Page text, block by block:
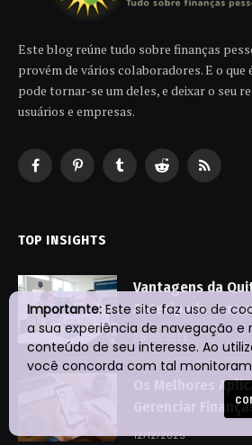
Este blog reúne tudo sobre finanças
provém de vários colaboradores. E o
pode tornar-se um deles, e deixar o seu
usuários e empresas.
FacebookPinterestTumblrReddit RSS
TOP INSIGHTS
Vantagens da
Antecipada com
Os Melhores
Gerenciar
12/12/2025
Importante: Este site faz uso de
a sua experiência de navegação e
conteúdo de seu interesse. Ao
você concorda com tal